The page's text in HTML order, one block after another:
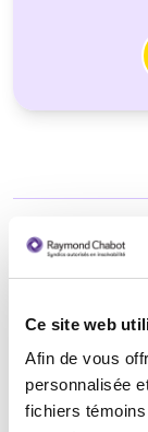
Ce site web
Afin de vous
personnalisée
fichiers